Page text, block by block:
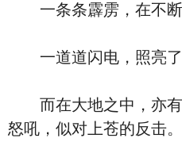
一条条霹雳，在不断
一道道闪电，照亮了
而在大地之中，亦有
怒吼，似对上苍的反击。